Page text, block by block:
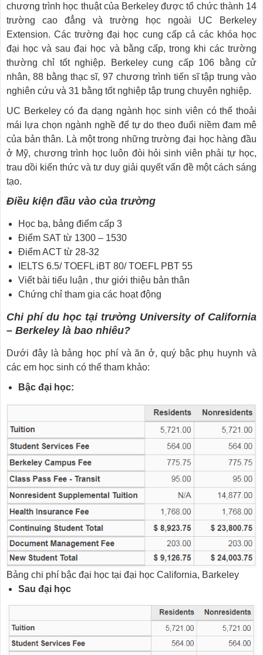
chương trình học thuật của Berkeley được tổ chức thành 14
trường cao đẳng và trường học ngoài UC Berkeley
Extension. Các trường đại học cung cấp cả các khóa học
đại học và sau đại học và bằng cấp, trong khi các trường
thường chỉ tốt nghiệp. Berkeley cung cấp 106 bằng cử
nhân, 88 bằng thạc sĩ, 97 chương trình tiến sĩ tập trung vào
nghiên cứu và 31 bằng tốt nghiệp tập trung chuyên nghiệp.
UC Berkeley có đa dạng ngành học sinh viên có thể thoải
mái lựa chọn ngành nghề để tự do theo đuổi niềm đam mê
của bản thân. Là một trong những trường đại học hàng đầu
ở Mỹ, chương trình học luôn đòi hỏi sinh viên phải tự học,
trau dồi kiến thức và tư duy giải quyết vấn đề một cách sáng
tạo.
Điều kiện đầu vào của trường
Học bạ, bảng điểm cấp 3
Điểm SAT từ 1300 – 1530
Điểm ACT từ 28-32
IELTS 6.5/ TOEFL iBT 80/ TOEFL PBT 55
Viết bài tiểu luận , thư giới thiệu bản thân
Chứng chỉ tham gia các hoạt động
Chi phí du học tại trường University of California
– Berkeley là bao nhiêu?
Dưới đây là bảng học phí và ăn ở, quý bậc phụ huynh và
các em học sinh có thể tham khảo:
Bậc đại học:
Bảng chi phí bậc đại học tại đại học California, Barkeley
Sau đại học